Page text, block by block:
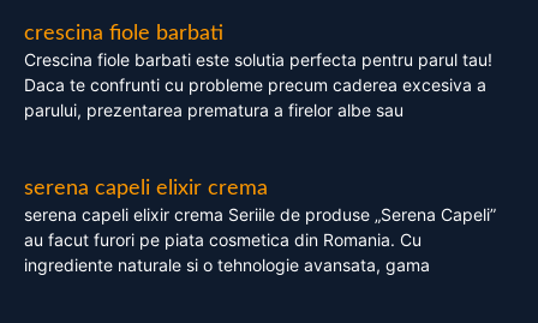
crescina fiole barbati
Crescina fiole barbati este solutia perfecta pentru parul tau!
Daca te confrunti cu probleme precum caderea excesiva a
parului, prezentarea prematura a firelor albe sau
serena capeli elixir crema
serena capeli elixir crema Seriile de produse „Serena Capeli”
au facut furori pe piata cosmetica din Romania. Cu
ingrediente naturale si o tehnologie avansata, gama